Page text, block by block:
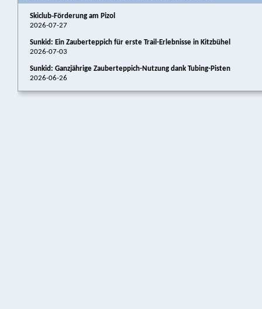
Skiclub‑Förderung am Pizol
2026-07-27
Sunkid: Ein Zauberteppich für erste Trail-Erlebnisse in Kitzbühel
2026-07-03
Sunkid: Ganzjährige Zauberteppich-Nutzung dank Tubing-Pisten
2026-06-26